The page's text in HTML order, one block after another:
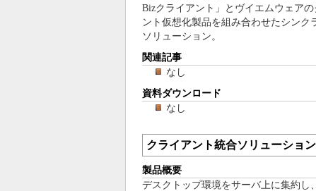
Bizクライアント」とヴイエムウェアの
ント仮想化製品を組み合わせたシンク
ソリューション。
関連記事
なし
資料ダウンロード
なし
クライアント統合ソリューション
製品概要
デスクトップ環境をサーバ上に集約し